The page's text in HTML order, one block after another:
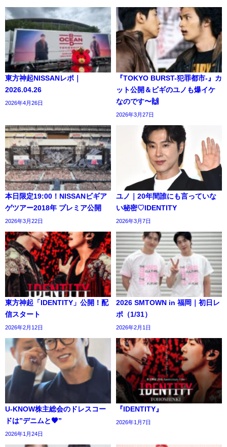
東方神起NISSANレポ｜
2026.04.26
2026年4月26日
『TOKYO BURST-犯罪都市-』カ
ット公開＆ビギのユノも爆イケ
なのです〜🙌
2026年3月27日
本日限定19:00！NISSANビギア
ゲツアー2018年 プレミア公開
2026年3月22日
ユノ｜20年間誰にも言っていな
い秘密♡IDENTITY
2026年3月7日
東方神起「IDENTITY」公開！配
信スタート
2026年2月12日
2026 SMTOWN in 福岡｜初日レ
ポ（1/31）
2026年2月1日
U-KNOW株主総会のドレスコー
ドは”デニムと🖤”
2026年1月24日
『IDENTITY』
2026年1月7日